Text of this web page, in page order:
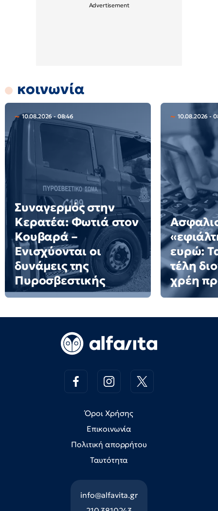
κοινωνία
10.08.2026 - 08:46
Συναγερμός στην
Κερατέα: Φωτιά στον
Κουβαρά –
Ενισχύονται οι
δυνάμεις της
Πυροσβεστικής
10.08.2026 -
ευρώ:
τέλη
χρέη
Όροι Χρήσης
Επικοινωνία
Πολιτική απορρήτου
Ταυτότητα
info@alfavita.gr